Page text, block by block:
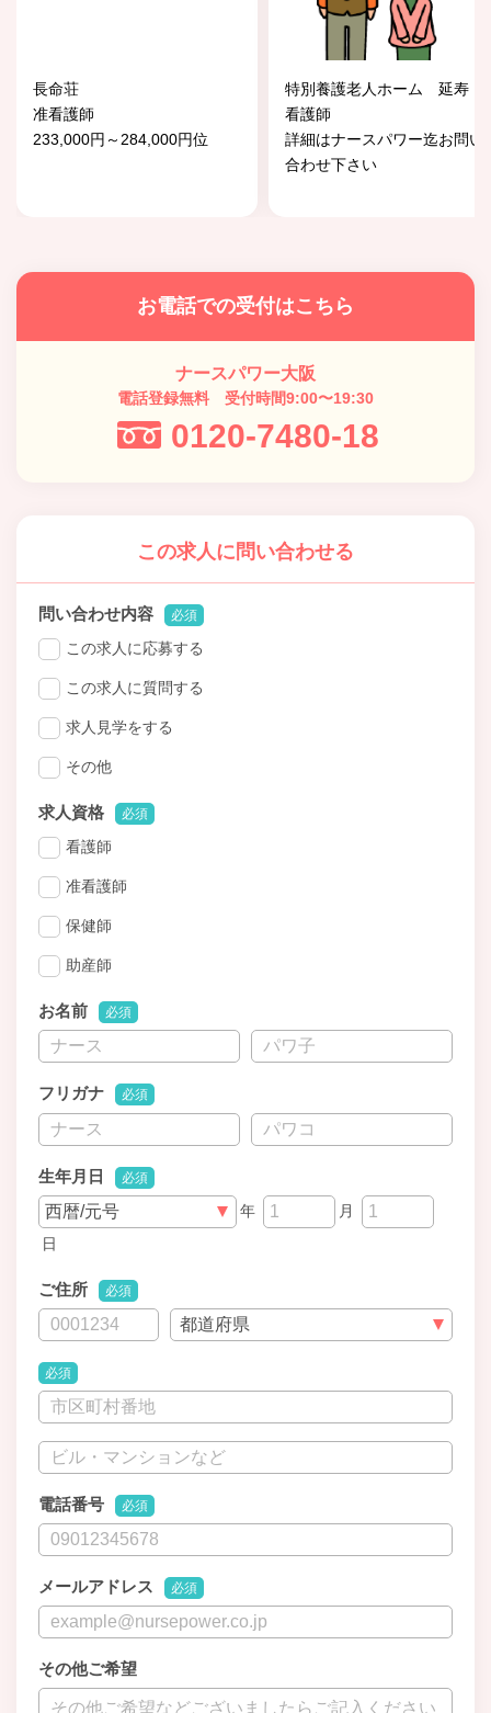
長命荘
准看護師
233,000円～284,000円位
特別養護老人ホーム 延寿
看護師
詳細はナースパワー迄お問い
合わせ下さい
お電話での受付はこちら
ナースパワー大阪
電話登録無料 受付時間9:00〜19:30
0120-7480-18
この求人に問い合わせる
問い合わせ内容 必須
この求人に応募する
この求人に質問する
求人見学をする
その他
求人資格 必須
看護師
准看護師
保健師
助産師
お名前 必須
フリガナ 必須
生年月日 必須
年
月
日
ご住所 必須
必須
電話番号 必須
メールアドレス 必須
その他ご希望